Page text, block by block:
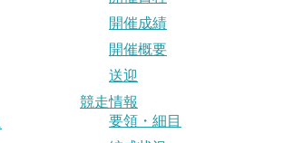
開催成績
開催概要
送迎
競走情報
要領・細目